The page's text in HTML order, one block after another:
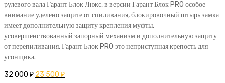
рулевого вала Гарант Блок Люкс, в версии Гарант Блок PRO особое
внимание уделено защите от спиливания, блокировочный штырь замка
имеет дополнительную защиту крепления муфты,
усовершенствованный запорный механизм и дополнительную защиту
от перепиливания. Гарант Блок PRO это неприступная крепость для
угонщика.
32 000₽ 23 500 ₽